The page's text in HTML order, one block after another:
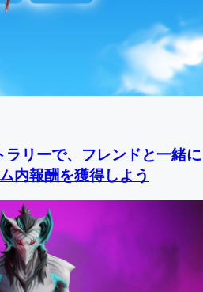
リーで、フレンドと一緒に
内報酬を獲得しよう